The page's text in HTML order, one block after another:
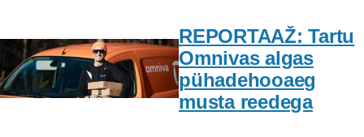
REPORTAAŽ: Tartu
Omnivas algas
pühadehooaeg
musta reedega